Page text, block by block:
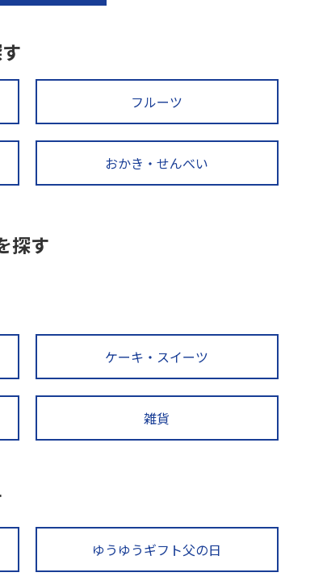
フルーツ
おかき・せんべい
探す
ケーキ・スイーツ
雑貨
ゆうゆうギフト父の日